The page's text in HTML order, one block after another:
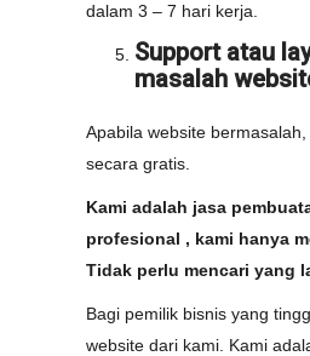
dalam 3 – 7 hari kerja.
Support atau
masalah
Apabila website
secara gratis.
Kami adalah jasa
profesional , kami hanya
Tidak perlu mencari yang
Bagi pemilik bisnis yang
website dari kami. Kami